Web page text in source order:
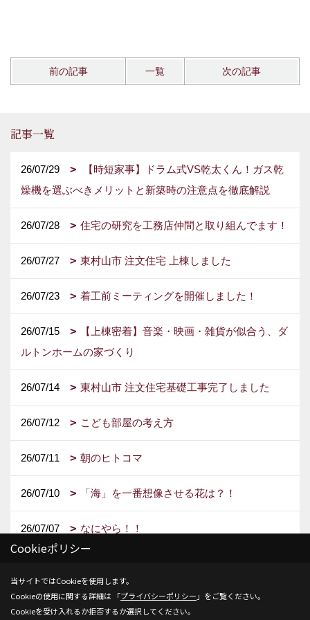
前の記事 一覧 次の記事
記事一覧
26/07/29
【時短家事】ドラム式VS乾太くん！ガス乾
燥機を選ぶべきメリットと新築時の注意点を徹底解説
26/07/28 住宅の研究を工務店仲間と取り組んでます！
26/07/27 東村山市 注文住宅 上棟しました
26/07/23 着工前ミーティングを開催しました！
26/07/15
【上棟密着】音楽・映画・雑貨が似合う、ダ
ルトンホームの家づくり
26/07/14 東村山市 注文住宅基礎工事完了しました
26/07/12 こども部屋の考え方
26/07/11 朝のヒトコマ
26/07/10 「海」を一番想像させる花は？！
26/07/07 なにやら！！
1ページ （全128ページ中）
Cookieポリシー
当サイトではCookieを使用します。
Cookieの使用に関する詳細は 「プライバシーポリシー 」をご覧ください。
Cookieを受け入れるか拒否するか選択してください。